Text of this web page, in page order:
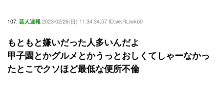
107: 芸人速報 2023/02/26(日) 11:34:34.57 ID:wkRLiwkb0
もともと嫌いだった人多いんだよ
甲子園とかグルメとかうっとおしくてしゃーなかっ
たとこでクソほど最低な便所不倫